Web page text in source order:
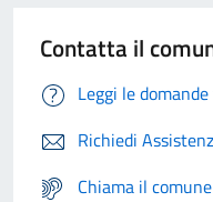
Contatta il
Leggi le
Richiedi
Chiama il